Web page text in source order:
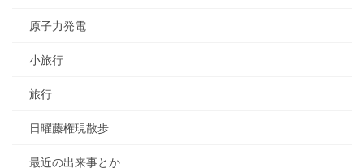
原子力発電
小旅行
旅行
日曜藤権現散歩
最近の出来事とか